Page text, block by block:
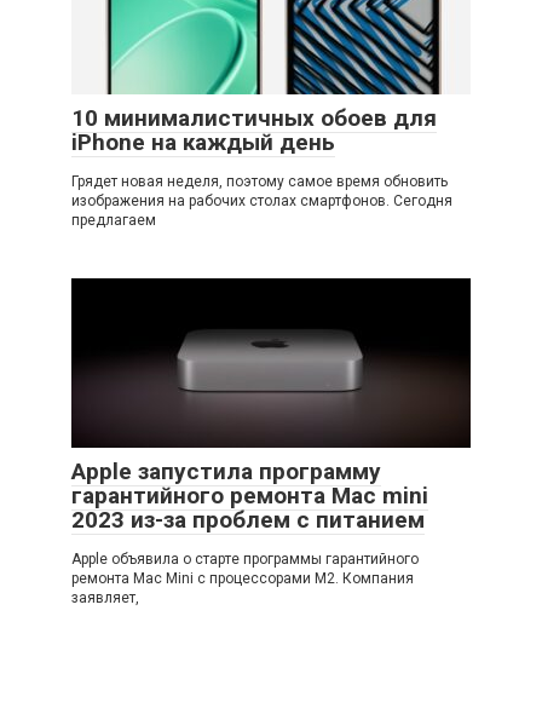
10 минималистичных обоев для
iPhone на каждый день
Грядет новая неделя, поэтому самое время обновить
изображения на рабочих столах смартфонов. Сегодня
предлагаем
Apple запустила программу
гарантийного ремонта Mac mini
2023 из-за проблем с питанием
Apple объявила о старте программы гарантийного
ремонта Mac Mini с процессорами M2. Компания
заявляет,